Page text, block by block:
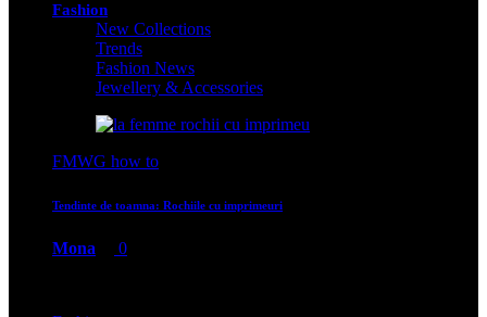
Fashion
New Collections
Trends
Fashion News
Jewellery & Accessories
FMWG how to
Tendinte de toamna: Rochiile cu imprimeuri
Mona 0